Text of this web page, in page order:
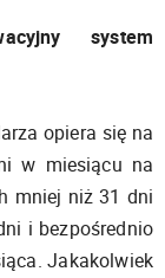
system
opiera się na
w miesiącu na
mniej niż 31 dni
i bezpośrednio
Jakakolwiek